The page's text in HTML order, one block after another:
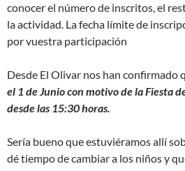
conocer el número de inscritos, el
la actividad. La fecha límite de
por vuestra participación
Desde El Olivar nos han confirmado
el 1 de Junio con motivo de la Fiesta
desde las 15:30 horas.
Sería bueno que estuviéramos allí
dé tiempo de cambiar a los niños y